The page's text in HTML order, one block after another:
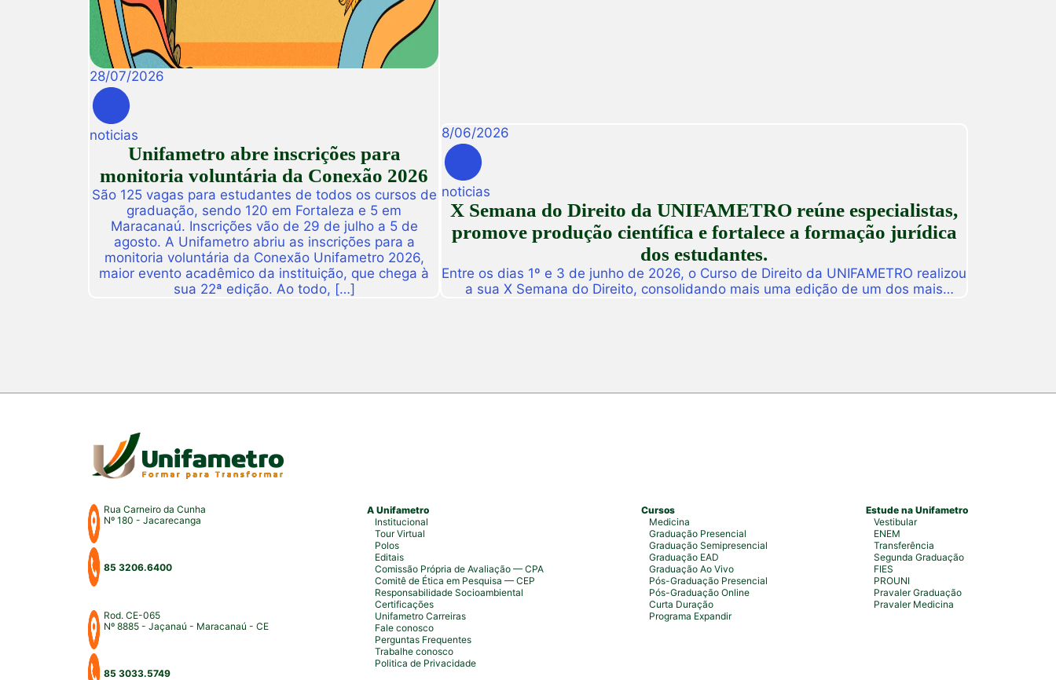
28/07/2026
noticias
Unifametro abre inscrições para
monitoria voluntária da Conexão 2026
São 125 vagas para estudantes de todos os cursos de
graduação, sendo 120 em Fortaleza e 5 em
Maracanaú. Inscrições vão de 29 de julho a 5 de
agosto. A Unifametro abriu as inscrições para a
monitoria voluntária da Conexão Unifametro 2026,
maior evento acadêmico da instituição, que chega à
sua 22ª edição. Ao todo, […]
8/06/2026
noticias
X Semana do Direito da UNIFAMETRO reúne especialistas,
promove produção científica e fortalece a formação jurídica
dos estudantes.
Entre os dias 1º e 3 de junho de 2026, o Curso de Direito da UNIFAMETRO realizou
a sua X Semana do Direito, consolidando mais uma edição de um dos mais
Rua Carneiro da Cunha
Nº 180 - Jacarecanga
85 3206.6400
Rod. CE-065
Nº 8885 - Jaçanaú - Maracanaú - CE
85 3033.5749
A Unifametro
Institucional
Tour Virtual
Polos
Editais
Comissão Própria de Avaliação — CPA
Comitê de Ética em Pesquisa — CEP
Responsabilidade Socioambiental
Certificações
Unifametro Carreiras
Fale conosco
Perguntas Frequentes
Trabalhe conosco
Politica de Privacidade
Cursos
Medicina
Graduação Presencial
Graduação Semipresencial
Graduação EAD
Graduação Ao Vivo
Pós-Graduação Presencial
Pós-Graduação Online
Curta Duração
Programa Expandir
Estude na Unifametro
Vestibular
ENEM
Transferência
Segunda Graduação
FIES
PROUNI
Pravaler Graduação
Pravaler Medicina